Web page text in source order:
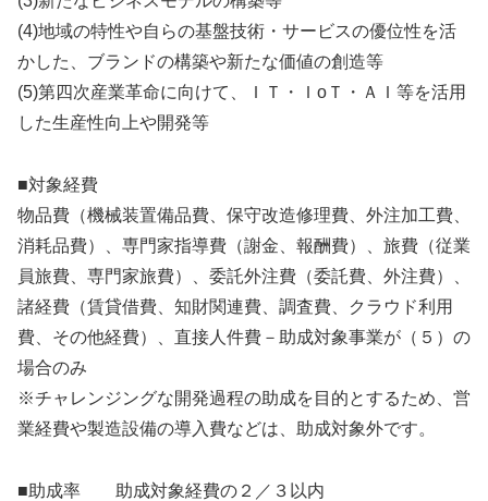
(4)地域の特性や自らの基盤技術・サービスの優位性を活
かした、ブランドの構築や新たな価値の創造等
(5)第四次産業革命に向けて、ＩＴ・ＩoＴ・ＡＩ等を活用
した生産性向上や開発等
■対象経費
物品費（機械装置備品費、保守改造修理費、外注加工費、
消耗品費）、専門家指導費（謝金、報酬費）、旅費（従業
員旅費、専門家旅費）、委託外注費（委託費、外注費）、
諸経費（賃貸借費、知財関連費、調査費、クラウド利用
費、その他経費）、直接人件費－助成対象事業が（５）の
場合のみ
※チャレンジングな開発過程の助成を目的とするため、営
業経費や製造設備の導入費などは、助成対象外です。
■助成率 助成対象経費の２／３以内